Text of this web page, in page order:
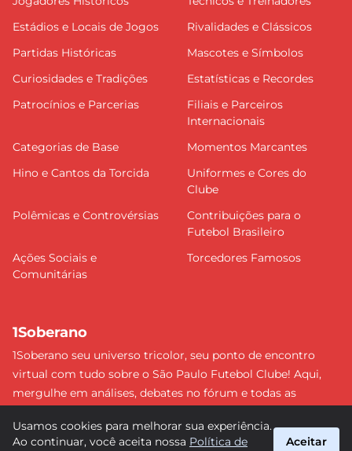
Estádios e Locais de Jogos
Rivalidades e Clássicos
Partidas Históricas
Mascotes e Símbolos
Curiosidades e Tradições
Estatísticas e Recordes
Patrocínios e Parcerias
Filiais e Parceiros
Internacionais
Categorias de Base
Momentos Marcantes
Hino e Cantos da Torcida
Uniformes e Cores do
Clube
Polêmicas e Controvérsias
Contribuições para o
Futebol Brasileiro
Ações Sociais e
Comunitárias
Torcedores Famosos
1Soberano
1Soberano seu universo tricolor, seu ponto de encontro
virtual com tudo sobre o São Paulo Futebol Clube! Aqui,
mergulhe em análises, debates no fórum e todas as
detalhe e faça parte dessa comunidade apaixonada pelo
Usamos cookies para melhorar sua experiência.
Ao continuar, você aceita nossa Política de
Aceitar